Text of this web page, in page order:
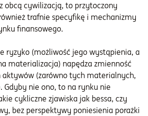
obcą cywilizacją, to przytoczony
trafnie specyfikę i mechanizmy
finansowego.
ryzyko (możliwość jego wystąpienia, a
materializacja) napędza zmienność
aktywów (zarówno tych materialnych,
Gdyby nie ono, to na rynku nie
cykliczne zjawiska jak bessa, czy
bez perspektywy poniesienia porażki